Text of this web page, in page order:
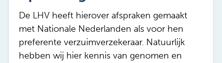
De LHV heeft hierover afspraken gemaakt
met Nationale Nederlanden als voor hen
preferente verzuimverzekeraar. Natuurlijk
hebben wij hier kennis van genomen en